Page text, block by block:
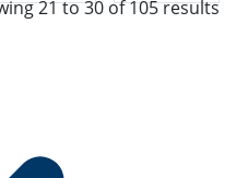
21to30 of105results